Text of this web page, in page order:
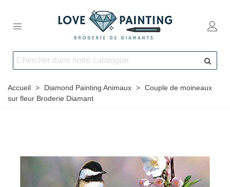
Accueil > Diamond Painting Animaux > Couple de moineaux
sur fleur Broderie Diamant